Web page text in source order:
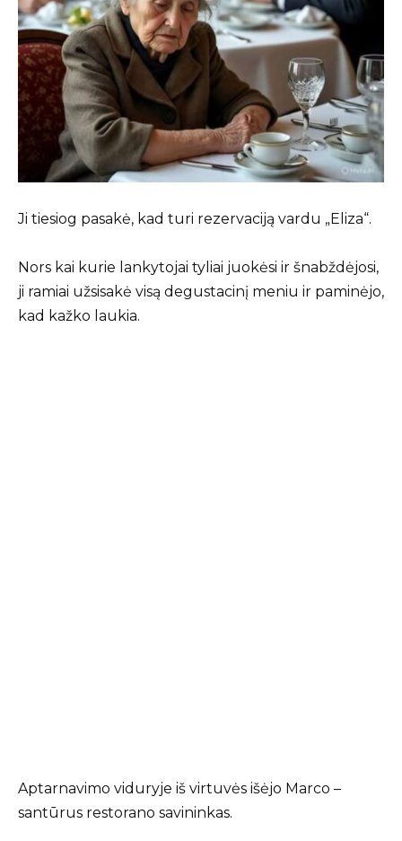
Ji tiesiog pasakė, kad turi rezervaciją vardu „Eliza“.
Nors kai kurie lankytojai tyliai juokėsi ir šnabždėjosi,
ji ramiai užsisakė visą degustacinį meniu ir paminėjo,
kad kažko laukia.
Aptarnavimo viduryje iš virtuvės išėjo Marco –
santūrus restorano savininkas.